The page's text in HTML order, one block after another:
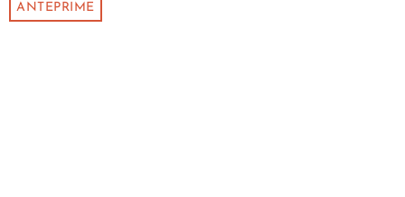
ANTEPRIME